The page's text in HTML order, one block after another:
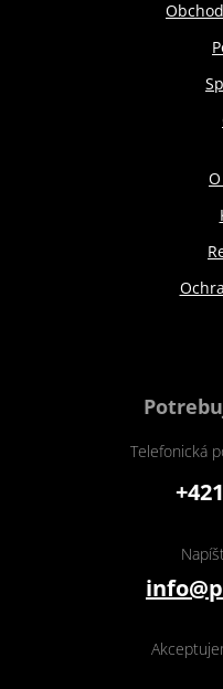
Telefonická